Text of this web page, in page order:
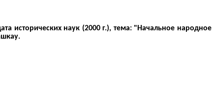
исторических наук (2000 г.), тема: "Начальное